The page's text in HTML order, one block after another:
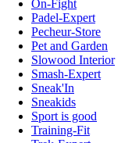
On-Fight
Padel-Expert
Pecheur-Store
Pet and Garden
Slowood Interior
Smash-Expert
Sneak'In
Sneakids
Sport is good
Training-Fit